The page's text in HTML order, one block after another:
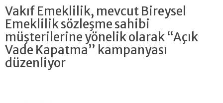
Vakıf Emeklilik, mevcut Bireysel
Emeklilik sözleşme sahibi
müşterilerine yönelik olarak “Açık
Vade Kapatma” kampanyası
düzenliyor